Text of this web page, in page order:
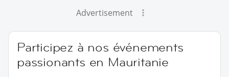
Advertisement
Participez à nos événements
passionants en Mauritanie